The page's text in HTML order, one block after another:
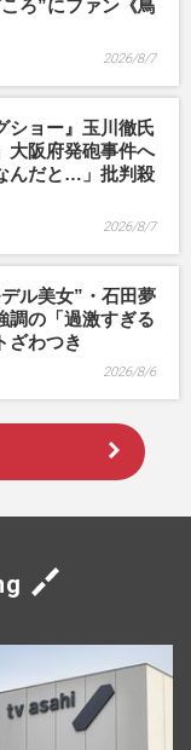
ろ”にファン《鳥
2026/8/7
ショー』玉川徹氏
大阪府発砲事件へ
んだと…」批判殺
2026/8/7
ル美女”・石田夢
調の「過激すぎる
ざわつき
2026/8/6